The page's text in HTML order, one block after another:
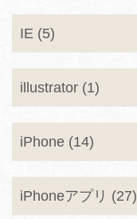
IE (5)
illustrator (1)
iPhone (14)
iPhoneアプリ (27)